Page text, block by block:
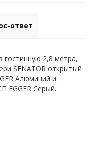
ответ
2,8 метра,
SENATOR открытый
Алюминий и
EGGER Серый.